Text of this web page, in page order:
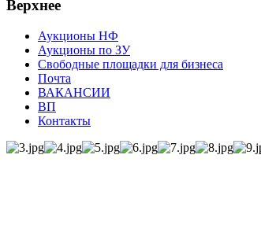
Верхнее
Аукционы НФ
Аукционы по ЗУ
Свободные площадки для бизнеса
Почта
ВАКАНСИИ
ВП
Контакты